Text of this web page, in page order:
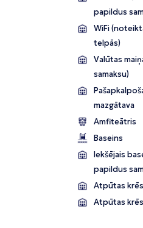
papildus
WiFi
telpās)
Valūtas
samaksu)
mazgātava
Amfiteātris
Baseins
Iekšējais
papildus
Atpūtas
Atpūtas